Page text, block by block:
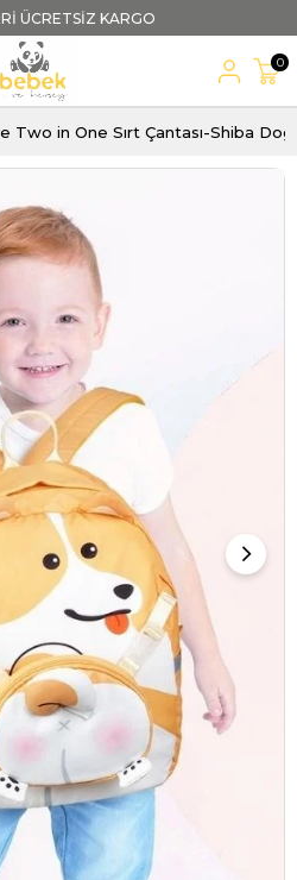
ÜCRETSİZ KARGO
0
Two in One Sırt Çantası-Shiba Dog